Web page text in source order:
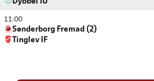
Dybbøl IU
11:00
Sønderborg Fremad (2)
Tinglev IF